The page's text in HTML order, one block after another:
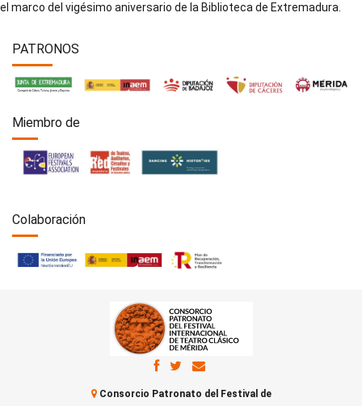
el marco del vigésimo aniversario de la Biblioteca de Extremadura.
PATRONOS
Miembro de
Colaboración
Consorcio Patronato del Festival de